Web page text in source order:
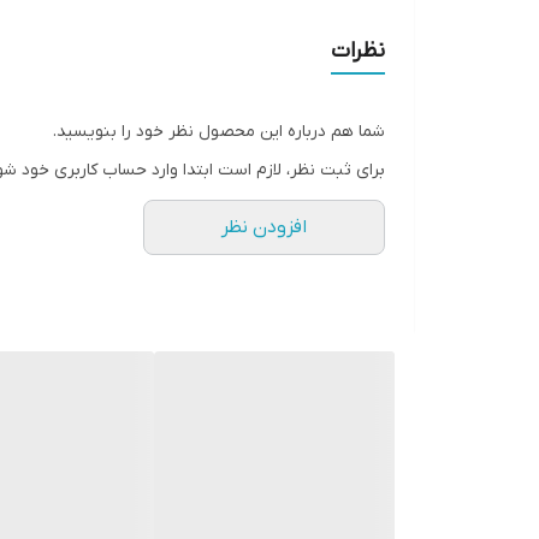
نظرات
شما هم درباره این محصول نظر خود را بنویسید.
برای ثبت نظر، لازم است ابتدا وارد حساب کاربری خود
افزودن نظر